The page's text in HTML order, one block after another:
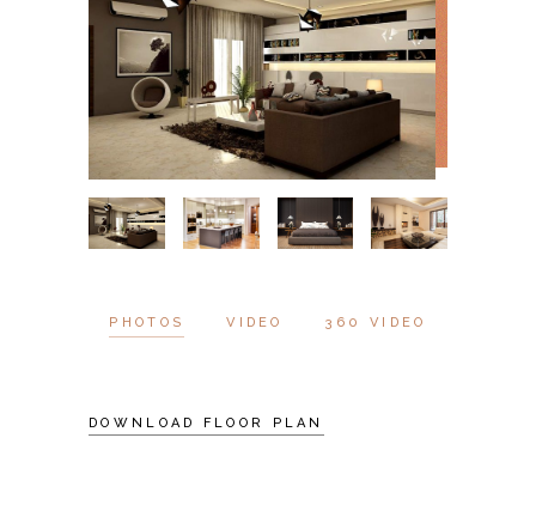
PHOTOS VIDEO 360 VIDEO
DOWNLOAD FLOOR PLAN